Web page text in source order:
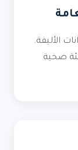
الأليفة.
صحية